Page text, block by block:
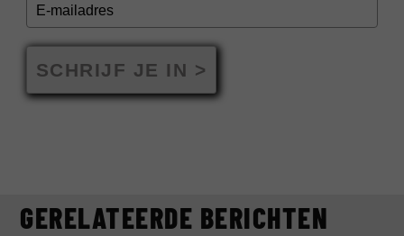
SCHRIJF JE IN >
GERELATEERDE BERICHTEN